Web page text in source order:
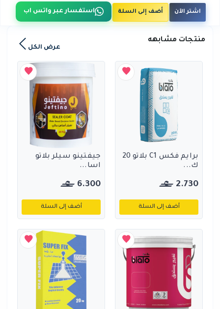
اشتر الآن أضف إلى السلة استفسار عبر واتس اب
منتجات مشابهه
عرض الكل
برايم فكس C1 بلاتو 20
ك...
2.730
أضف إلى السلة
جيفتينو سيلر بلاتو
اسا...
6.300
أضف إلى السلة